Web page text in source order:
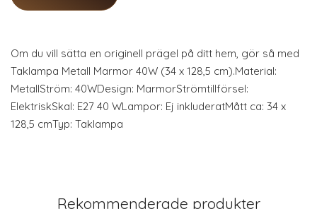
Om du vill sätta en originell prägel på ditt hem, gör så med
Taklampa Metall Marmor 40W (34 x 128,5 cm).Material:
MetallStröm: 40WDesign: MarmorStrömtillförsel:
ElektriskSkal: E27 40 WLampor: Ej inkluderatMått ca: 34 x
128,5 cmTyp: Taklampa
Rekommenderade produkter